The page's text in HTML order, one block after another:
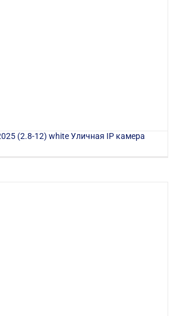
(2.8-12) white Уличная IP камера